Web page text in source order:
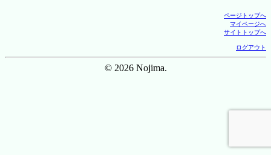
ページトップへ
マイページへ
サイトトップへ
ログアウト
© 2026 Nojima.